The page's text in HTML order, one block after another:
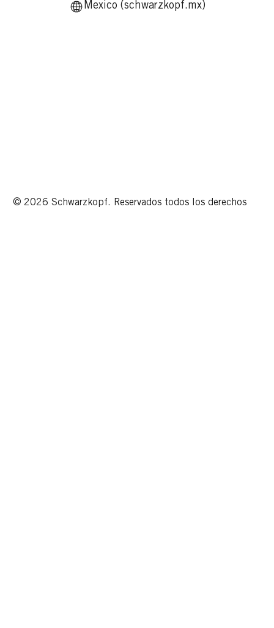
Mexico (schwarzkopf.mx)
© 2026 Schwarzkopf. Reservados todos los derechos